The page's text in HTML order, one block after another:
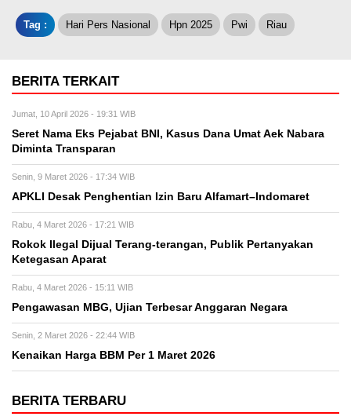
Tag : Hari Pers Nasional Hpn 2025 Pwi Riau
BERITA TERKAIT
Jumat, 10 April 2026 - 19:31 WIB
Seret Nama Eks Pejabat BNI, Kasus Dana Umat Aek Nabara
Diminta Transparan
Senin, 9 Maret 2026 - 17:34 WIB
APKLI Desak Penghentian Izin Baru Alfamart–Indomaret
Rabu, 4 Maret 2026 - 17:21 WIB
Rokok Ilegal Dijual Terang-terangan, Publik Pertanyakan
Ketegasan Aparat
Rabu, 4 Maret 2026 - 15:11 WIB
Pengawasan MBG, Ujian Terbesar Anggaran Negara
Senin, 2 Maret 2026 - 22:44 WIB
Kenaikan Harga BBM Per 1 Maret 2026
BERITA TERBARU